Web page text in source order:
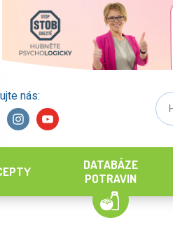
nás:
DATABÁZE
POTRAVIN